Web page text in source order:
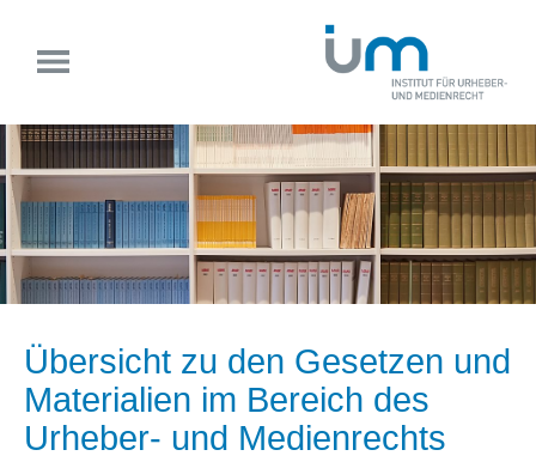
Übersicht zu den Gesetzen und
Materialien im Bereich des
Urheber- und Medienrechts